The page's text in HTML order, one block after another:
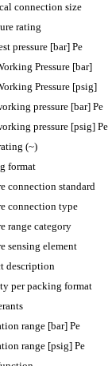
connection size
rating
pressure [bar] Pe
Pressure [bar]
Pressure [psig]
pressure [bar] Pe
pressure [psig] Pe
(~)
format
connection standard
connection type
range category
sensing element
description
per packing format
range [bar] Pe
range [psig] Pe